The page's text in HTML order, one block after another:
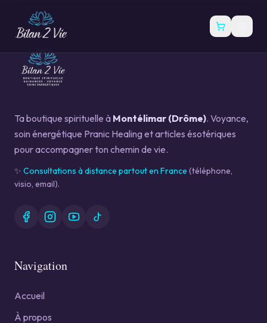
Ta boutique spirituelle à Montélimar (Drôme). Voyance,
soin énergétique Pranic Healing et articles ésotériques
pour accompagner ton chemin de vie.
✨ Consultations à distance partout en France (téléphone,
visio, email).
Navigation
Accueil
À propos